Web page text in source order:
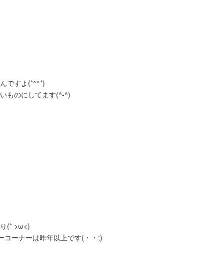
ですよ(*^^*)
ものにしてます(^-^)
(* >ω<)
コーナーは昨年以上です(・・;)